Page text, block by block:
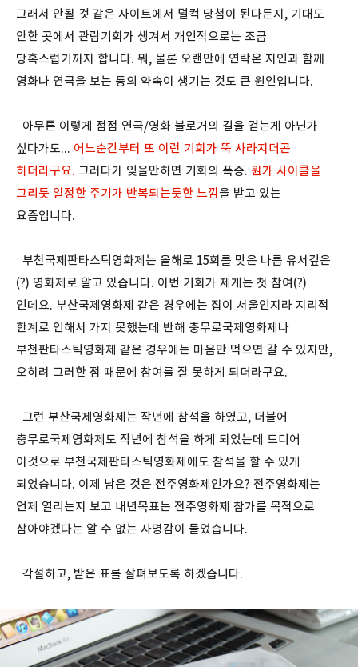
그래서 안될 것 같은 사이트에서 덜컥 당첨이 된다든지, 기대도
안한 곳에서 관람기회가 생겨서 개인적으로는 조금
당혹스럽기까지 합니다. 뭐, 물론 오랜만에 연락온 지인과 함께
영화나 연극을 보는 등의 약속이 생기는 것도 큰 원인입니다.
아무튼 이렇게 점점 연극/영화 블로거의 길을 걷는게 아닌가
싶다가도... 어느순간부터 또 이런 기회가 뚝 사라지더곤
하더라구요. 그러다가 잊을만하면 기회의 폭증. 뭔가 사이클을
그리듯 일정한 주기가 반복되는듯한 느낌을 받고 있는
요즘입니다.
부천국제판타스틱영화제는 올해로 15회를 맞은 나름 유서깊은
(?) 영화제로 알고 있습니다. 이번 기회가 제게는 첫 참여(?)
인데요. 부산국제영화제 같은 경우에는 집이 서울인지라 지리적
한계로 인해서 가지 못했는데 반해 충무로국제영화제나
부천판타스틱영화제 같은 경우에는 마음만 먹으면 갈 수 있지만,
오히려 그러한 점 때문에 참여를 잘 못하게 되더라구요.
그런 부산국제영화제는 작년에 참석을 하였고, 더불어
충무로국제영화제도 작년에 참석을 하게 되었는데 드디어
이것으로 부천국제판타스틱영화제에도 참석을 할 수 있게
되었습니다. 이제 남은 것은 전주영화제인가요? 전주영화제는
언제 열리는지 보고 내년목표는 전주영화제 참가를 목적으로
삼아야겠다는 알 수 없는 사명감이 들었습니다.
각설하고, 받은 표를 살펴보도록 하겠습니다.